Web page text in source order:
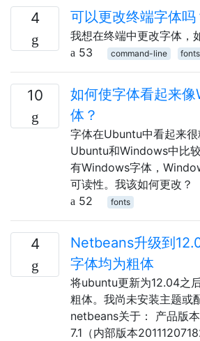
4 可以更改终端字体吗
我想在终端中更改字体，
53
command-line fonts
10
如何使字体看起来
体？
字体在Ubuntu中看起来
Ubuntu和Windows中比
有Windows字体，
可读性。我该如何更改？
52
fonts
4
Netbeans升级到
字体均为粗体
将ubuntu更新为12.04之
粗体。我尚未安装主题或
netbeans关于： 产品版
7.1（内部版本